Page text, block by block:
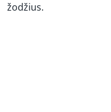
žodžius.